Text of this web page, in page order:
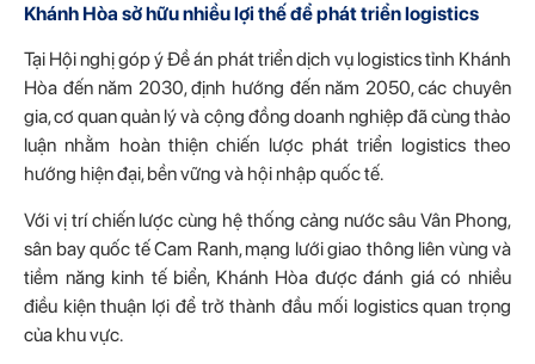
Khánh Hòa sở hữu nhiều lợi thế để phát triển logistics
Tại Hội nghị góp ý Đề án phát triển dịch vụ logistics tỉnh Khánh
Hòa đến năm 2030, định hướng đến năm 2050, các chuyên
gia, cơ quan quản lý và cộng đồng doanh nghiệp đã cùng thảo
luận nhằm hoàn thiện chiến lược phát triển logistics theo
hướng hiện đại, bền vững và hội nhập quốc tế.
Với vị trí chiến lược cùng hệ thống cảng nước sâu Vân Phong,
sân bay quốc tế Cam Ranh, mạng lưới giao thông liên vùng và
tiềm năng kinh tế biển, Khánh Hòa được đánh giá có nhiều
điều kiện thuận lợi để trở thành đầu mối logistics quan trọng
của khu vực.